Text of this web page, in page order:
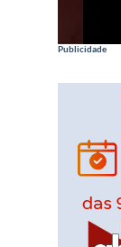
Publicidade